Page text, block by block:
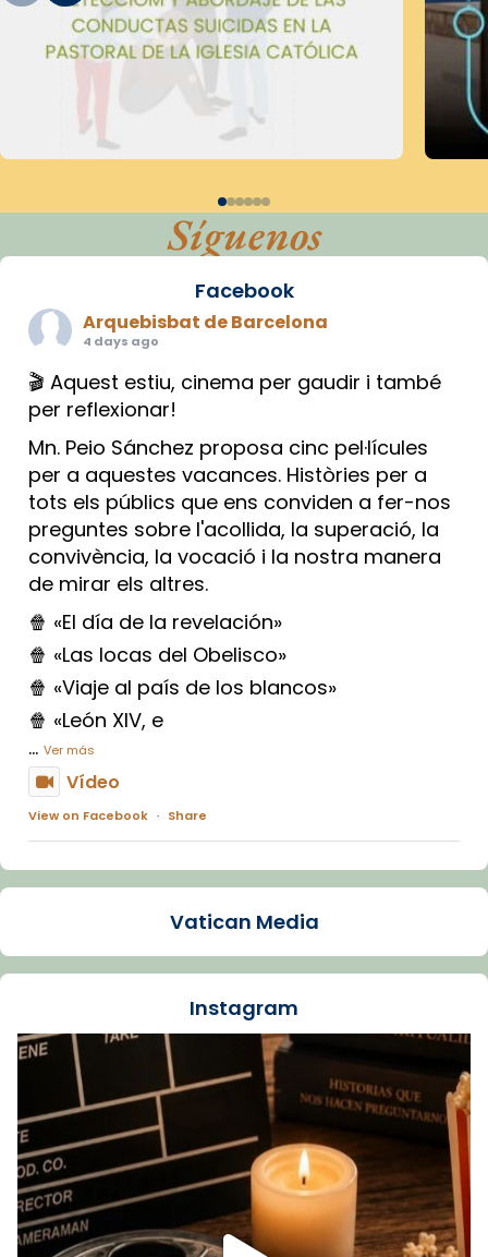
Síguenos
Facebook
Arquebisbat de Barcelona
4 days ago
🎬 Aquest estiu, cinema per gaudir i també
per reflexionar!
Mn. Peio Sánchez proposa cinc pel·lícules
per a aquestes vacances. Històries per a
tots els públics que ens conviden a fer-nos
preguntes sobre l'acollida, la superació, la
convivència, la vocació i la nostra manera
de mirar els altres.
🍿 «El día de la revelación»
🍿 «Las locas del Obelisco»
🍿 «Viaje al país de los blancos»
🍿 «León XIV, e
... Ver más
Vídeo
View on Facebook · Share
Arquebisbat de Barcelona
La Carmina va patir depressió. Fa gairebé
dos mesos, a l'Estadi Lluís Companys, la
Recupera l'entrevista comp
Vatican
tican News 👇
www.vaticannews.va/es/iglesia/news/2026-
07/carmina-historia-depresion-papa-viaje-
espana-testimoni...
Foto
View on Facebook · Share
Vatican Media
Instagram